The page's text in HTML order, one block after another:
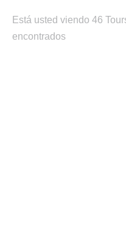
Está usted viendo 46
encontrados